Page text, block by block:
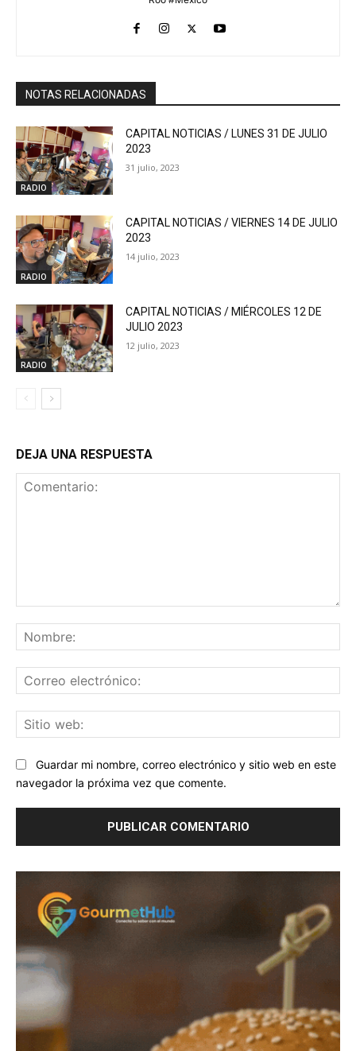
NOTAS RELACIONADAS
RADIO
CAPITAL NOTICIAS / LUNES 31 DE JULIO
2023
31 julio, 2023
RADIO
CAPITAL NOTICIAS / VIERNES 14 DE JULIO
2023
14 julio, 2023
RADIO
CAPITAL NOTICIAS / MIÉRCOLES 12 DE
JULIO 2023
12 julio, 2023
DEJA UNA RESPUESTA
Guardar mi nombre, correo electrónico y sitio web en este
navegador la próxima vez que comente.